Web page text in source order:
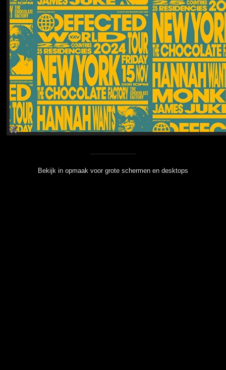
Bekijk in opmaak voor grote schermen en desktops